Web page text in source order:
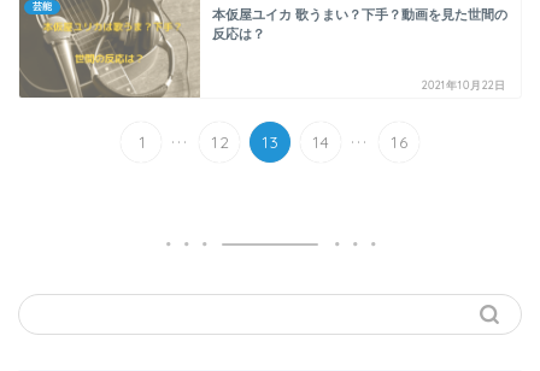
芸能
本仮屋ユイカ 歌うまい？下手？動画を見た世間の
反応は？
2021年10月22日
1 ... 12 13 14 ... 16